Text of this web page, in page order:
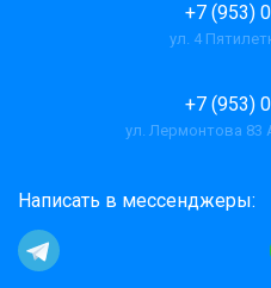
+7 (953)
ул. 4
+7 (953)
ул. Лермонтова
Написать в мессенджеры: